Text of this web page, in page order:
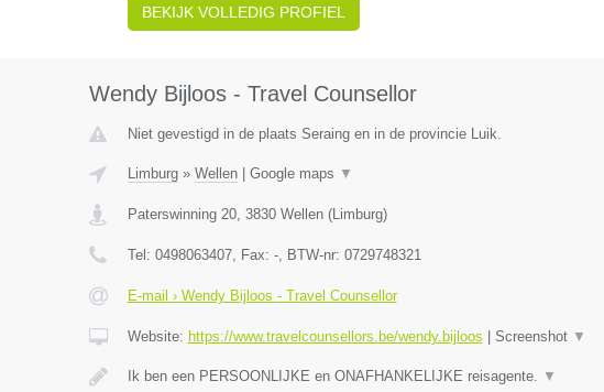
BEKIJK VOLLEDIG PROFIEL
Wendy Bijloos - Travel Counsellor
Niet gevestigd in de plaats Seraing en in de provincie Luik.
Limburg» Wellen| Google maps ▼
Paterswinning 20, 3830 Wellen(Limburg)
Tel: 0498063407, Fax: -, BTW-nr: 0729748321
E-mail › Wendy Bijloos - Travel Counsellor
Website: https://www.travelcounsellors.be/wendy.bijloos Screenshot ▼
Ik ben een PERSOONLIJKE en ONAFHANKELIJKE reisagente. ▼